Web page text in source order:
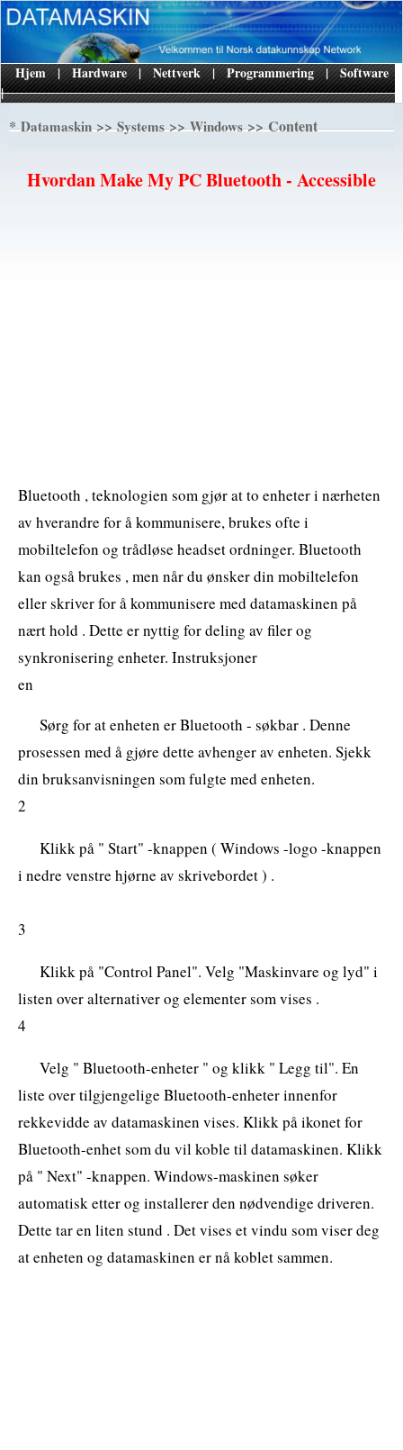
|
Hjem | Hardware | Nettverk | Programmering | Software
*Datamaskin>>Systems>>Windows>> Content
Hvordan Make My PC Bluetooth - Accessible
Bluetooth , teknologien som gjør at to enheter i nærheten
av hverandre for å kommunisere, brukes ofte i
mobiltelefon og trådløse headset ordninger. Bluetooth
kan også brukes , men når du ønsker din mobiltelefon
eller skriver for å kommunisere med datamaskinen på
nært hold . Dette er nyttig for deling av filer og
synkronisering enheter. Instruksjoner
en
Sørg for at enheten er Bluetooth - søkbar . Denne
prosessen med å gjøre dette avhenger av enheten. Sjekk
din bruksanvisningen som fulgte med enheten.
2
Klikk på " Start" -knappen ( Windows -logo -knappen
i nedre venstre hjørne av skrivebordet ) .
3
Klikk på "Control Panel". Velg "Maskinvare og lyd" i
listen over alternativer og elementer som vises .
4
Velg " Bluetooth-enheter " og klikk " Legg til". En
liste over tilgjengelige Bluetooth-enheter innenfor
rekkevidde av datamaskinen vises. Klikk på ikonet for
Bluetooth-enhet som du vil koble til datamaskinen. Klikk
på " Next" -knappen. Windows-maskinen søker
automatisk etter og installerer den nødvendige driveren.
Dette tar en liten stund . Det vises et vindu som viser deg
at enheten og datamaskinen er nå koblet sammen.